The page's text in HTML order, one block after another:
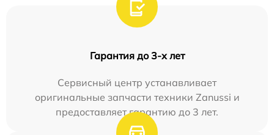
Гарантия до 3-х лет
Сервисный центр устанавливает
оригинальные запчасти техники Zanussi и
предоставляет гарантию до 3 лет.